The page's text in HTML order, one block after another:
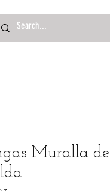
Muralla de